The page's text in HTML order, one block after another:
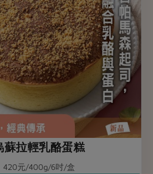
蘇拉輕乳酪蛋糕
420元/400g/6吋/盒